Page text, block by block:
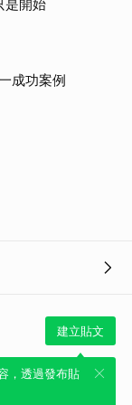
是開始
成功案例
建立貼文
，透過發布貼